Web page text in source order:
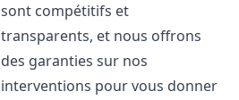
sont compétitifs et
transparents, et nous offrons
des garanties sur nos
interventions pour vous donner